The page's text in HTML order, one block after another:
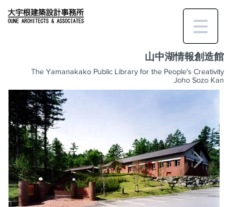
​山中湖情報創造館
The Yamanakako Public Library for the People's Creativity
Joho Sozo Kan